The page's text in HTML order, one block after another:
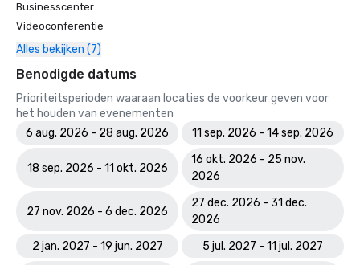
Businesscenter
Videoconferentie
Alles bekijken (7)
Benodigde datums
Prioriteitsperioden waaraan locaties de voorkeur geven voor
het houden van evenementen
6 aug. 2026 - 28 aug. 2026
11 sep. 2026 - 14 sep. 2026
18 sep. 2026 - 11 okt. 2026
16 okt. 2026 - 25 nov.
2026
27 nov. 2026 - 6 dec. 2026
27 dec. 2026 - 31 dec.
2026
2 jan. 2027 - 19 jun. 2027
5 jul. 2027 - 11 jul. 2027